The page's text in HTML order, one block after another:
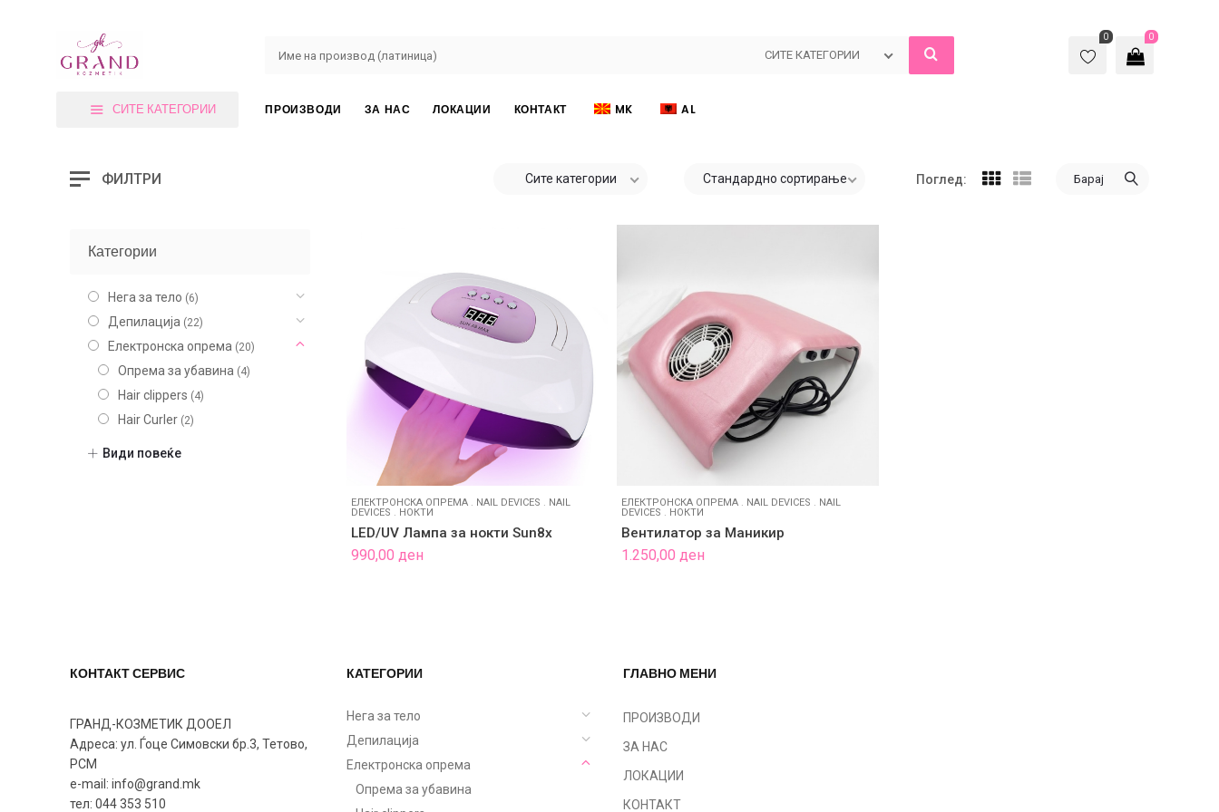
СИТЕ КАТЕГОРИИ
0
0
СИТЕ КАТЕГОРИИ ПРОИЗВОДИ ЗА НАС ЛОКАЦИИ КОНТАКТ MK AL
ФИЛТРИ Сите категории Стандардно сортирање Поглед: Барај
ЕЛЕКТРОНСКА ОПРЕМА . NAIL DEVICES . NAIL
DEVICES . НОКТИ
LED/UV Лампа за нокти Sun8x
990,00 ден
ЕЛЕКТРОНСКА ОПРЕМА . NAIL DEVICES . NAIL
DEVICES . НОКТИ
Вентилатор за Маникир
1.250,00 ден
Категории
Нега за тело (6)
Депилација (22)
Електронска опрема (20)
Опрема за убавина (4)
Hair clippers (4)
Hair Curler (2)
Види повеќе
КОНТАКТ СЕРВИС
ГРАНД-КОЗМЕТИК ДООЕЛ
Адреса: ул. Ѓоце Симовски бр.3, Тетово,
РСМ
e-mail: info@grand.mk
тел: 044 353 510
КАТЕГОРИИ
Нега за тело
Депилација
Електронска опрема
Опрема за убавина
ГЛАВНО МЕНИ
ПРОИЗВОДИ
ЗА НАС
ЛОКАЦИИ
КОНТАКТ